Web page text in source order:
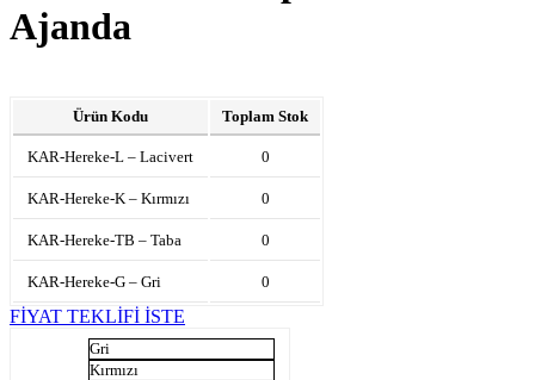
Ajanda
Ürün Kodu Toplam Stok
KAR-Hereke-L – Lacivert 0
KAR-Hereke-K – Kırmızı 0
KAR-Hereke-TB – Taba 0
KAR-Hereke-G – Gri 0
FİYAT TEKLİFİ İSTE
Gri
Kırmızı